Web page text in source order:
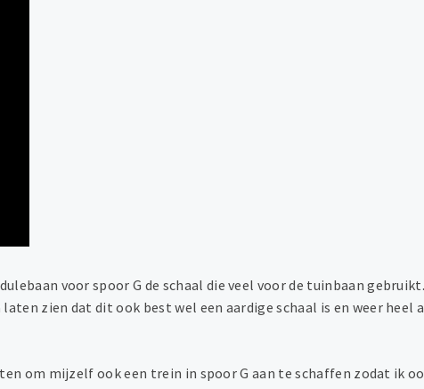
voor spoor G de schaal die veel voor de tuinbaan
zien dat dit ook best wel een aardige schaal is en weer
om mijzelf ook een trein in spoor G aan te schaffen zodat ik